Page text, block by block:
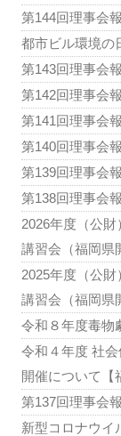
第144回理事会
都市ビル環境
第143回理事会
第142回理事会
第141回理事会
第140回理事会
第139回理事会
第138回理事会
2026年度（公
講習会（福岡県
2025年度（公
講習会（福岡県
令和８年度毒物
令和４年度 社
開催について【
第137回理事会
新型コロナウイ